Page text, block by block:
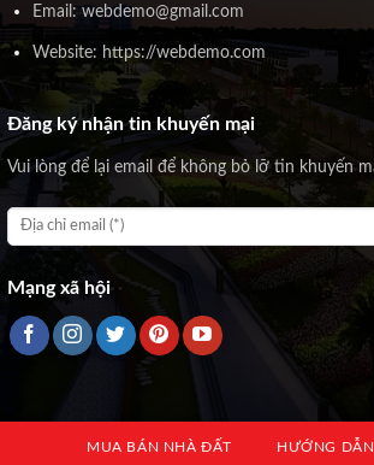
Email: webdemo@gmail.com
Website: https://webdemo.com
Đăng ký nhận tin khuyến mại
Vui lòng để lại email để không bỏ lỡ tin khuyến
Mạng xã hội
MUA BÁN NHÀ ĐẤT HƯỚNG